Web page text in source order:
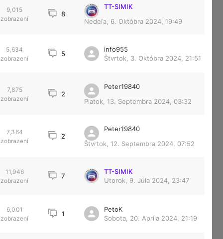
9,015
zobrazení
8
TT-SIMIK
Nedeľa, 6. Októbra 2024, 19:49
5,634
zobrazení
5
info955
Štvrtok, 3. Októbra 2024, 21:51
7,875
zobrazení
2
Peter19840
Piatok, 13. Septembra 2024, 03:32
7,364
zobrazení
2
Peter19840
Štvrtok, 12. Septembra 2024, 07:52
11,946
zobrazení
7
TT-SIMIK
Utorok, 9. Júla 2024, 23:47
6,001
zobrazení
1
PetoK
Sobota, 20. Apríla 2024, 21:19